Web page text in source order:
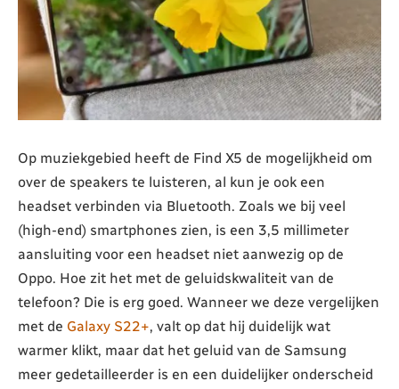
Op muziekgebied heeft de Find X5 de mogelijkheid om
over de speakers te luisteren, al kun je ook een
headset verbinden via Bluetooth. Zoals we bij veel
(high-end) smartphones zien, is een 3,5 millimeter
aansluiting voor een headset niet aanwezig op de
Oppo. Hoe zit het met de geluidskwaliteit van de
telefoon? Die is erg goed. Wanneer we deze vergelijken
met de Galaxy S22+, valt op dat hij duidelijk wat
warmer klikt, maar dat het geluid van de Samsung
meer gedetailleerder is en een duidelijker onderscheid